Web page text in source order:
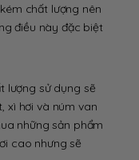
chất lượng nên
điều này đặc biệt
lượng sử dụng sẽ
xì hơi và núm van
những sản phẩm
cao nhưng sẽ